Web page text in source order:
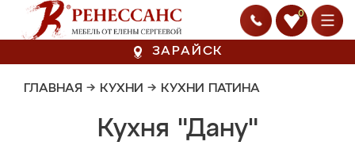
0
ЗАРАЙСК
ГЛАВНАЯ → КУХНИ → КУХНИ ПАТИНА
Кухня "Дану"